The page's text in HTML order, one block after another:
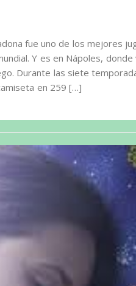
fue uno de los mejores
Y es en Nápoles, donde
Durante las siete
en 259 […]